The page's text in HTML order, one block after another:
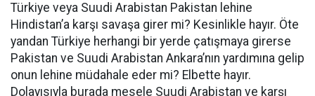
Türkiye veya Suudi Arabistan Pakistan lehine
Hindistan’a karşı savaşa girer mi? Kesinlikle hayır. Öte
yandan Türkiye herhangi bir yerde çatışmaya girerse
Pakistan ve Suudi Arabistan Ankara’nın yardımına gelip
onun lehine müdahale eder mi? Elbette hayır.
Dolayısıyla burada mesele Suudi Arabistan ve karşı